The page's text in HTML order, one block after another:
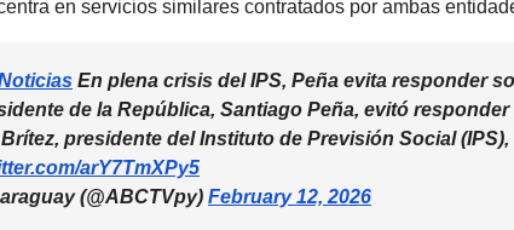
en servicios similares contratados por ambas
En plena crisis del IPS, Peña evita responder
de la República, Santiago Peña, evitó
presidente del Instituto de Previsión Social
arY7TmXPy5
(@ABCTVpy) February 12, 2026